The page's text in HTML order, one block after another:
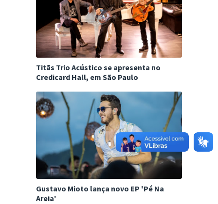
Titãs Trio Acústico se apresenta no
Credicard Hall, em São Paulo
Gustavo Mioto lança novo EP 'Pé Na
Areia'